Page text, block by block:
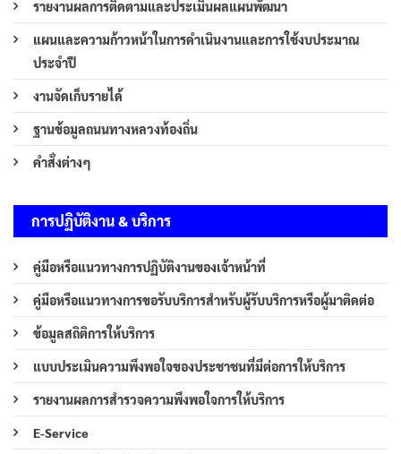
รายงานผลการติดตามและประเมินผลแผนพัฒนา
แผนและความก้าวหน้าในการดำเนินงานและการใช้งบประมาณ
ประจำปี
งานจัดเก็บรายได้
ฐานข้อมูลถนนทางหลวงท้องถิ่น
คำสั่งต่างๆ
การปฏิบัติงาน & บริการ
คู่มือหรือแนวทางการปฏิบัติงานของเจ้าหน้าที่
คู่มือหรือแนวทางการขอรับบริการสำหรับผู้รับบริการหรือผู้มาติดต่อ
ข้อมูลสถิติการให้บริการ
แบบประเมินความพึงพอใจของประชาชนที่มีต่อการให้บริการ
รายงานผลการสำรวจความพึงพอใจการให้บริการ
E-Service